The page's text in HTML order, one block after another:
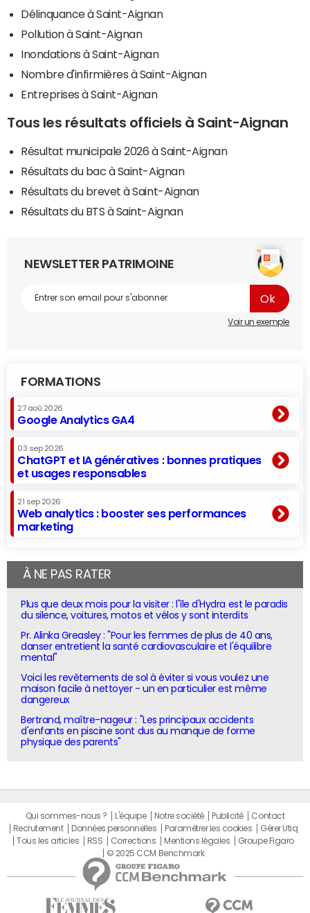
Délinquance à Saint-Aignan
Pollution à Saint-Aignan
Inondations à Saint-Aignan
Nombre d'infirmières à Saint-Aignan
Entreprises à Saint-Aignan
Tous les résultats officiels à Saint-Aignan
Résultat municipale 2026 à Saint-Aignan
Résultats du bac à Saint-Aignan
Résultats du brevet à Saint-Aignan
Résultats du BTS à Saint-Aignan
NEWSLETTER PATRIMOINE
Voir un exemple
FORMATIONS
27 aoû 2026
Google Analytics GA4
03 sep 2026
ChatGPT et IA génératives : bonnes pratiques
et usages responsables
21 sep 2026
Web analytics : booster ses performances
marketing
À NE PAS RATER
Plus que deux mois pour la visiter : l'île d'Hydra est le paradis
du silence, voitures, motos et vélos y sont interdits
Pr. Alinka Greasley : "Pour les femmes de plus de 40 ans,
danser entretient la santé cardiovasculaire et l'équilibre
mental"
Voici les revêtements de sol à éviter si vous voulez une
maison facile à nettoyer - un en particulier est même
dangereux
Bertrand, maître-nageur : "Les principaux accidents
d'enfants en piscine sont dus au manque de forme
physique des parents"
Qui sommes-nous ? L'équipe Notre société Publicité
Contact
Recrutement
Données personnelles Paramétrer les cookies
Gérer Utiq
Tous les articles
RSS Corrections Mentions légales
Groupe Figaro
© 2025 CCM Benchmark